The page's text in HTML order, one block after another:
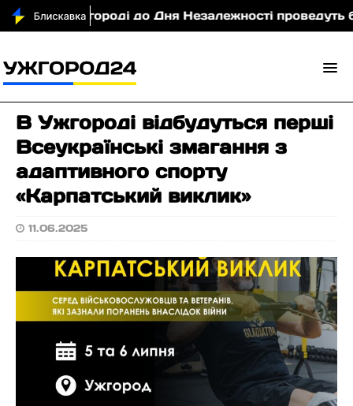
В Ужгороді до Дня Незалежності проведуть
В Ужгороді відбудуться перші
Всеукраїнські змагання з
адаптивного спорту
«Карпатський виклик»
11.06.2025